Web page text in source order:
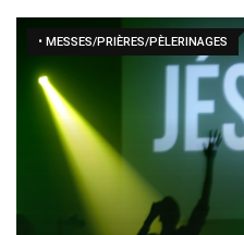
• MESSES/PRIÈRES/PÈLERINAGES